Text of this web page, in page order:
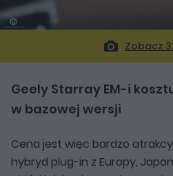
Zobacz
Geely Starray EM-i
w bazowej wersji
Cena jest więc bardzo
hybryd plug-in z Europy,